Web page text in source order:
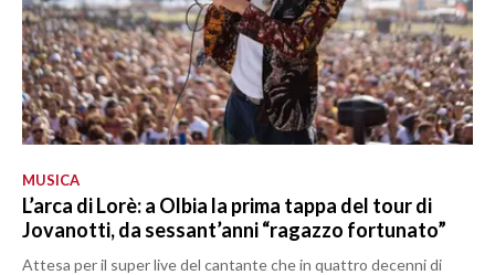
MUSICA
L’arca di Lorè: a Olbia la prima tappa del tour di
Jovanotti, da sessant’anni “ragazzo fortunato”
Attesa per il super live del cantante che in quattro decenni di